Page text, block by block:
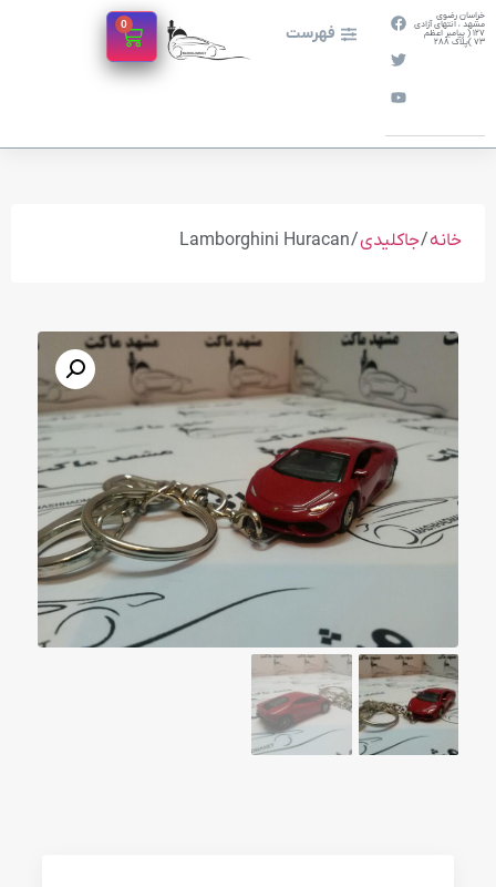
خراسان رضوی
مشهد ، انتهای آزادی
127 ( پیامبر اعظم
73 )پلاک 288
فهرست 0
خانه/جاکلیدی/ Lamborghini Huracan